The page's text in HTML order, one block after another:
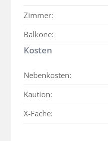
Zimmer:
Balkone:
Kosten
Nebenkosten:
Kaution:
X-Fache: